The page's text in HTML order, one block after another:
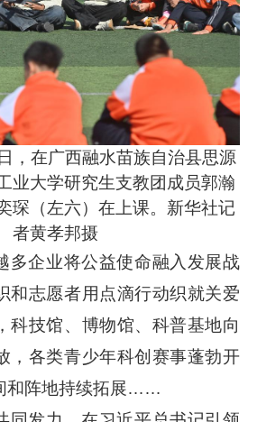
，在广西融水苗族自治县思源
业大学研究生支教团成员郭瀚
琛（左六）在上课。新华社记
者黄孝邦摄
多企业将公益使命融入发展战
和志愿者用点滴行动织就关爱
科技馆、博物馆、科普基地向
，各类青少年科创赛事蓬勃开
和阵地持续拓展……